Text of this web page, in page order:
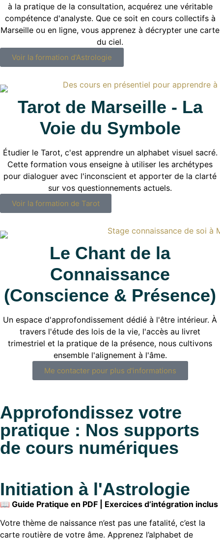
à la pratique de la consultation, acquérez une véritable
compétence d'analyste. Que ce soit en cours collectifs à
Marseille ou en ligne, vous apprenez à décrypter une carte
du ciel.
Voir la formation d'Astrologie
Tarot de Marseille - La
Voie du Symbole
Étudier le Tarot, c'est apprendre un alphabet visuel sacré.
Cette formation vous enseigne à utiliser les archétypes
pour dialoguer avec l'inconscient et apporter de la clarté
sur vos questionnements actuels.
Voir la formation de Tarot
Le Chant de la
Connaissance
(Conscience & Présence)
Un espace d'approfondissement dédié à l'être intérieur. À
travers l'étude des lois de la vie, l'accès au livret
trimestriel et la pratique de la présence, nous cultivons
ensemble l'alignement à l'âme.
Me contacter pour plus d'informations
Approfondissez votre
pratique : Nos supports
de cours numériques
Initiation à l'Astrologie
📖 Guide Pratique en PDF | Exercices d’intégration inclus
Votre thème de naissance n’est pas une fatalité, c’est la
carte routière de votre âme. Apprenez l’alphabet de